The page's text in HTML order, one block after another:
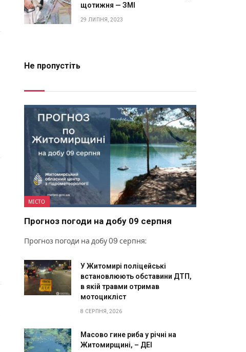
щотижня — ЗМІ
29 ЛИПНЯ, 2023
Не пропустіть
МІСТО
Прогноз погоди на добу 09 серпня
Прогноз погоди на добу 09 серпня:
У Житомирі поліцейські
встановлюють обставини ДТП,
в якій травми отримав
мотоцикліст
8 СЕРПНЯ, 2026
Масово гине риба у річні на
Житомирщині, – ДЕІ